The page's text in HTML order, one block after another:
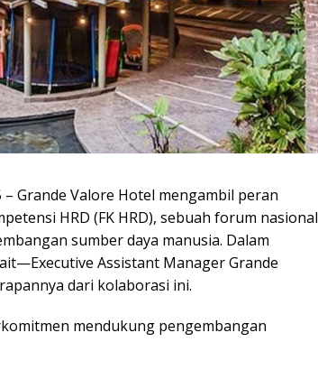
Grande Valore Hotel mengambil peran
HRD (FK HRD), sebuah forum nasional
sumber daya manusia. Dalam
Assistant Manager Grande
dari kolaborasi ini.
mendukung pengembangan